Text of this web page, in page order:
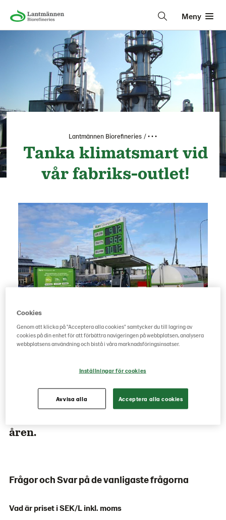
Meny
Lantmännen Biorefineries • • •
Tanka klimatsmart vid
vår fabriks-outlet!
sedan en tid varit avstängd p g a
kommer tyvärr inte att återupptas bl.a.
för att efterfrågan kraftigt minskat. Vi
åren.
Frågor och Svar på de vanligaste frågorna
Vad är priset i SEK/L inkl. moms
Cookies
Genom att klicka på "Acceptera alla cookies" samtycker du till lagring av
cookies på din enhet för att förbättra navigeringen på webbplatsen, analysera
webbplatsens användning och bistå i våra marknadsföringsinsatser.
Inställningar för cookies
Avvisa alla Acceptera alla cookies